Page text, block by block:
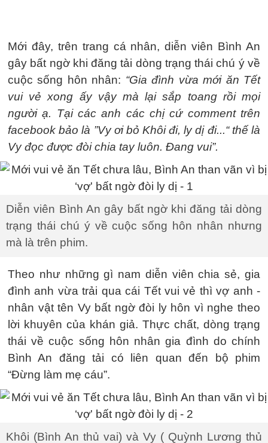
Mới đây, trên trang cá nhân, diễn viên Bình An
gây bất ngờ khi đăng tải dòng trạng thái chú ý về
cuộc sống hôn nhân: “Gia đình vừa mới ăn Tết
vui vẻ xong ấy vậy mà lại sắp toang rồi mọi
người ạ. Tại các anh các chị cứ comment trên
facebook bảo là ”Vy ơi bỏ Khôi đi, ly dị đi...“ thế là
Vy đọc được đòi chia tay luôn. Đang vui”.
Diễn viên Bình An gây bất ngờ khi đăng tải dòng
trạng thái chú ý về cuộc sống hôn nhân nhưng
mà là trên phim.
Theo như những gì nam diễn viên chia sẻ, gia
đình anh vừa trải qua cái Tết vui vẻ thì vợ anh -
nhân vật tên Vy bất ngờ đòi ly hôn vì nghe theo
lời khuyên của khán giả. Thực chất, dòng trạng
thái về cuộc sống hôn nhân gia đình do chính
Bình An đăng tải có liên quan đến bộ phim
“Đừng làm mẹ cáu”.
Khôi (Bình An thủ vai) và Vy ( Quỳnh Lương thủ